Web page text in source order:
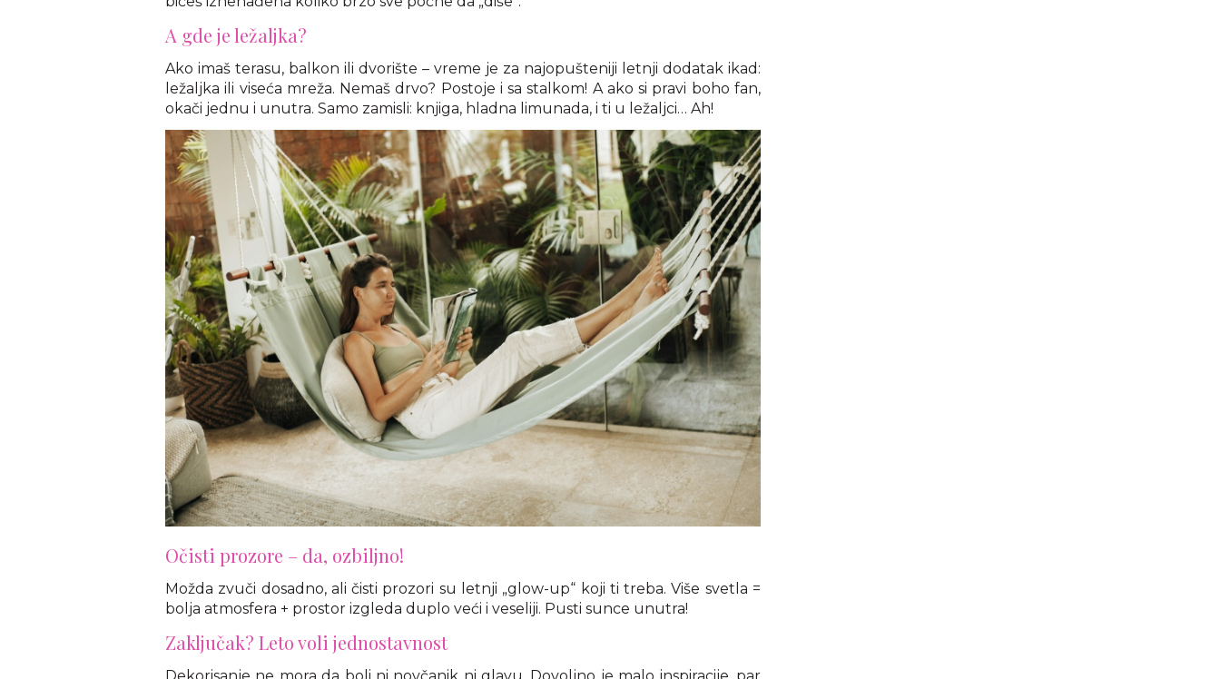
A gde je ležaljka?
Ako imaš terasu, balkon ili dvorište – vreme je za najopušteniji letnji dodatak ikad:
ležaljka ili viseća mreža. Nemaš drvo? Postoje i sa stalkom! A ako si pravi boho fan,
okači jednu i unutra. Samo zamisli: knjiga, hladna limunada, i ti u ležaljci… Ah!
Očisti prozore – da, ozbiljno!
Možda zvuči dosadno, ali čisti prozori su letnji „glow-up“ koji ti treba. Više svetla =
bolja atmosfera + prostor izgleda duplo veći i veseliji. Pusti sunce unutra!
Zaključak? Leto voli jednostavnost